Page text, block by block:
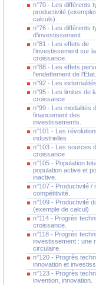
n°70 - Les différents
productivité
calculs).
n°76 - Les différents
d'investissement
n°81 - Les effets de
l'investissement sur la
croissance.
n°88 - Les effets
l'endettement de l'Etat.
n°92 - Les externalités.
n°95 - Les limites de
croissance
n°99 - Les modalités
financement des
investissements.
n°101 - Les
industrielles
n°103 - Les sources
croissance
n°105 - Population
population active et
inactive.
n°107 - Productivité /
compétitivité.
n°109 - Productivité
(exemple de calcul)
n°114 - Progrès
croissance.
n°118 - Progrès
investissement : une
circulaire.
n°120 - Progrès
innovation et
n°123 - Progrès
invention, innovation.